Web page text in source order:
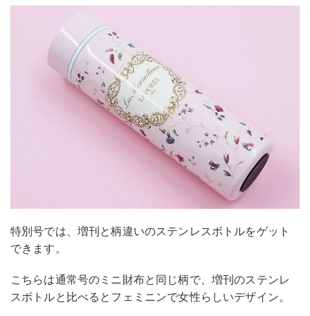
特別号では、増刊と柄違いのステンレスボトルをゲット
できます。
こちらは通常号のミニ財布と同じ柄で、増刊のステンレ
スボトルと比べるとフェミニンで女性らしいデザイン。